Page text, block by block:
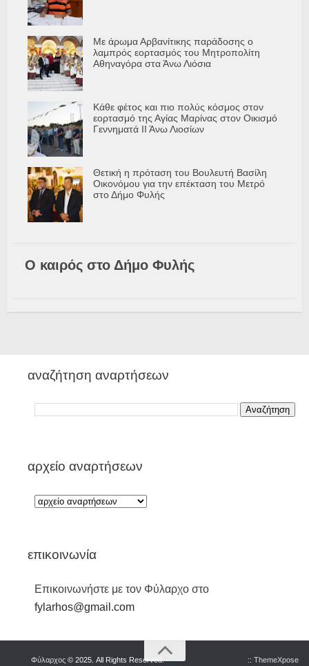
Με άρωμα Αρβανίτικης παράδοσης ο
λαμπρός εορτασμός του Μητροπολίτη
Αθηναγόρα στα Άνω Λιόσια
Κάθε φέτος και πιο πολύς κόσμος στον
εορτασμό της Αγίας Μαρίνας στον Οικισμό
Γεννηματά ΙΙ Άνω Λιοσίων
Θετική η πρόταση του Βουλευτή Βασίλη
Οικονόμου για την επέκταση του Μετρό
στο Δήμο Φυλής
Ο καιρός στο Δήμο Φυλής
αναζήτηση αναρτήσεων
αρχείο αναρτήσεων
επικοινωνία
Επικοινωνήστε με τον Φύλαρχο στο
fylarhos@gmail.com
Φύλαρχος © 2025. All Rights Reserved. :: ThemeXpose